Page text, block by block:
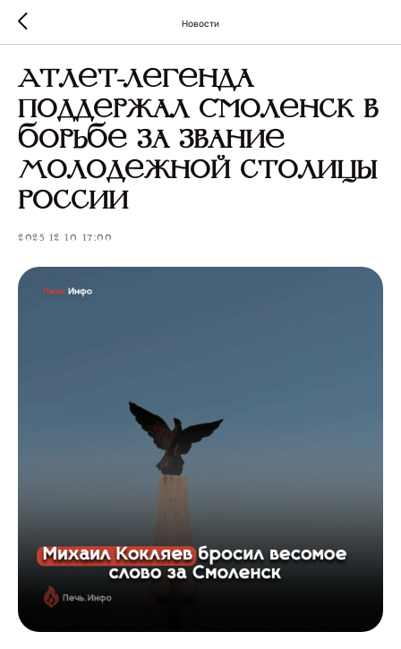
Новости
Атлет-легенда
поддержал Смоленск в
борьбе за звание
Молодежной столицы
России
2025-12-10 17:00